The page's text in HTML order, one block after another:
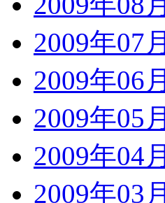
2009年07月
2009年06月
2009年05月
2009年04月
2009年03月